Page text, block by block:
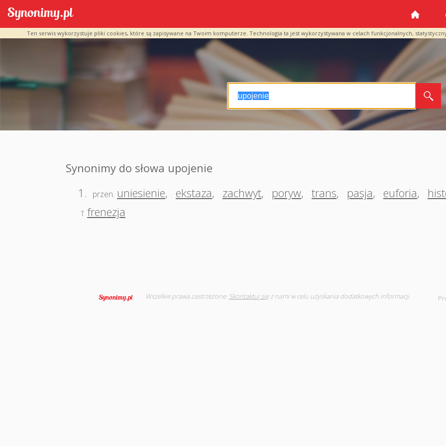
Ten serwis wykorzystuje pliki cookies, które są zapisywane na Twoim komputerze. Technologia ta jest wykorzystywana w celach funkcjonalnych,
Synonimy do słowa upojenie
1.
przen. uniesienie, ekstaza, zachwyt, poryw, trans, pasja, euforia,
† frenezja
Wszelkie prawa zastrzeżone. Skontaktuj sięz nami w celu uzyskania dodatkowych informacji